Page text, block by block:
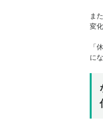
ま
変
「
に